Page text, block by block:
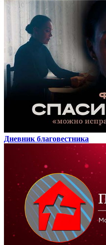
Дневник благовестника